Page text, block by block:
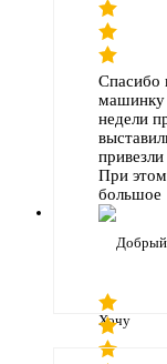
Спасибо
машинку
недели
При
большое